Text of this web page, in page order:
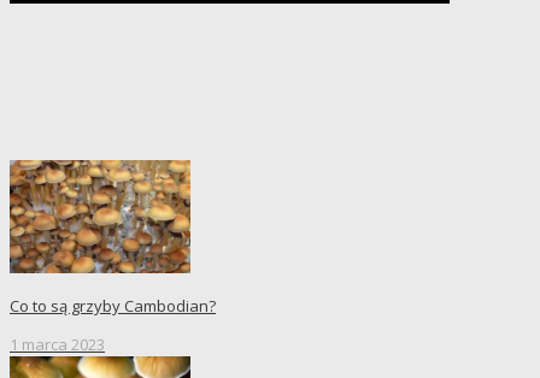
Co to są grzyby Cambodian?
1 marca 2023